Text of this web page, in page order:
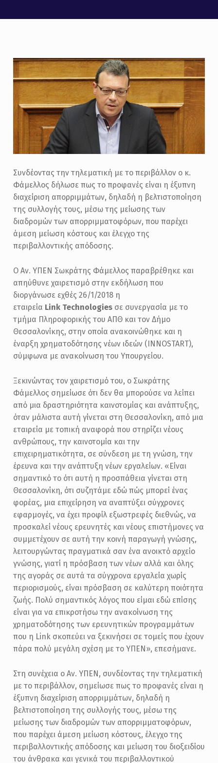
Φ
Ά
Μ
Ε
Λ
Λ
Ο
Σ
:
Η
Τ
Η
Λ
Ε
Μ
Α
Τ
Ι
Κ
Ή
Σ
Τ
Η
Ν
Υ
Π
Η
Ρ
Ε
Σ
Ί
Α
Τ
Ο
Υ
Π
Ε
Ρ
Β
Ά
Λ
Λ
Ο
Ν
Συνδέοντας την τηλεματική με το περιβάλλον ο κ.
Φάμελλος δήλωσε πως το προφανές είναι η έξυπνη
διαχείριση απορριμμάτων, δηλαδή η βελτιστοποίηση
της συλλογής τους, μέσω της μείωσης των
διαδρομών των απορριμματοφόρων, που παρέχει
άμεση μείωση κόστους και έλεγχο της
περιβαλλοντικής απόδοσης.
Ο Αν. ΥΠΕΝ Σωκράτης Φάμελλος παραβρέθηκε και
απηύθυνε χαιρετισμό στην εκδήλωση που
διοργάνωσε εχθές 26/1/2018 η
εταιρεία Link Technologiesσε συνεργασία με το
τμήμα Πληροφορικής του ΑΠΘ και τον Δήμο
Θεσσαλονίκης, στην οποία ανακοινώθηκε και η
έναρξη χρηματοδότησης νέων ιδεών (INNOSTART),
σύμφωνα με ανακοίνωση του Υπουργείου.
Ξεκινώντας τον χαιρετισμό του, ο Σωκράτης
Φάμελλος σημείωσε ότι δεν θα μπορούσε να λείπει
από μια δραστηριότητα καινοτομίας και ανάπτυξης,
όταν μάλιστα αυτή γίνεται στη Θεσσαλονίκη, από μια
εταιρεία με τοπική αναφορά που στηρίζει νέους
ανθρώπους, την καινοτομία και την
επιχειρηματικότητα, σε σύνδεση με τη γνώση, την
έρευνα και την ανάπτυξη νέων εργαλείων. «Είναι
σημαντικό το ότι αυτή η προσπάθεια γίνεται στη
Θεσσαλονίκη, ότι συζητάμε εδώ πώς μπορεί ένας
φορέας, μια επιχείρηση να αναπτύξει σύγχρονες
εφαρμογές, να έχει προφίλ εξωστρεφές διεθνώς, να
προσκαλεί νέους ερευνητές και νέους επιστήμονες να
συμμετέχουν σε αυτή την κοινή παραγωγή γνώσης,
λειτουργώντας πραγματικά σαν ένα ανοικτό αρχείο
γνώσης, γιατί η πρόσβαση των νέων αλλά και όλης
της αγοράς σε αυτά τα σύγχρονα εργαλεία χωρίς
περιορισμούς, είναι πρόσβαση σε καλύτερη ποιότητα
ζωής. Πολύ σημαντικός λόγος που είμαι εδώ επίσης
είναι για να επικροτήσω την ανακοίνωση της
χρηματοδότησης των ερευνητικών προγραμμάτων
που η Link σκοπεύει να ξεκινήσει σε τομείς που έχουν
πάρα πολύ μεγάλη σχέση με το ΥΠΕΝ», επεσήμανε.
Στη συνέχεια ο Αν. ΥΠΕΝ, συνδέοντας την τηλεματική
με το περιβάλλον, σημείωσε πως το προφανές είναι η
έξυπνη διαχείριση απορριμμάτων, δηλαδή η
βελτιστοποίηση της συλλογής τους, μέσω της
μείωσης των διαδρομών των απορριμματοφόρων,
που παρέχει άμεση μείωση κόστους, έλεγχο της
περιβαλλοντικής απόδοσης και μείωση του διοξειδίου
του άνθρακα και γενικά του περιβαλλοντικού